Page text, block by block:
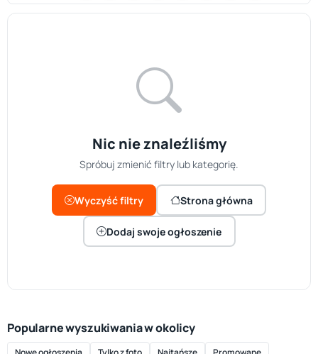
Nic nie znaleźliśmy
Spróbuj zmienić filtry lub kategorię.
Wyczyść filtry Strona główna
Dodaj swoje ogłoszenie
Popularne wyszukiwania w okolicy